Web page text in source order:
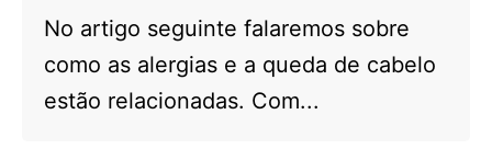
No artigo seguinte falaremos sobre
como as alergias e a queda de cabelo
estão relacionadas. Com...